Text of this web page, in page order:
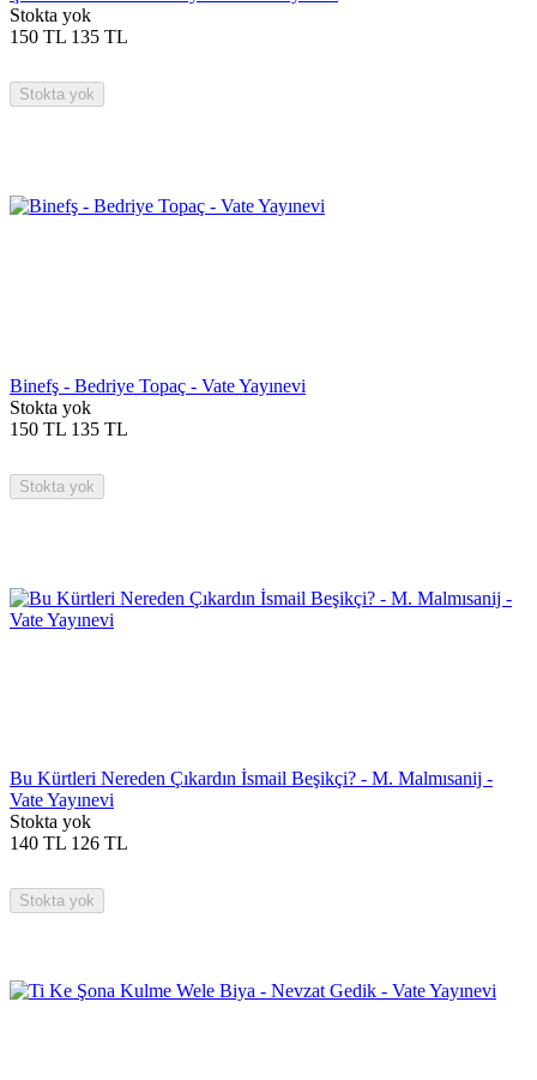
Stokta yok
150 TL 135 TL
Stokta yok
Binefş - Bedriye Topaç - Vate Yayınevi
Stokta yok
150 TL 135 TL
Stokta yok
Bu Kürtleri Nereden Çıkardın İsmail Beşikçi? - M. Malmısanij -
Vate Yayınevi
Stokta yok
140 TL 126 TL
Stokta yok